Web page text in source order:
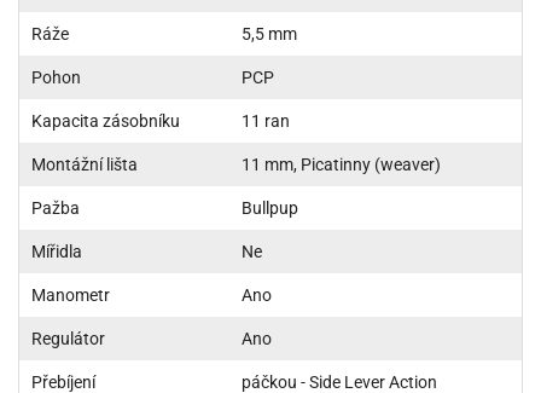
Ráže 5,5 mm
Pohon PCP
Kapacita zásobníku 11 ran
Montážní lišta 11 mm, Picatinny (weaver)
Pažba Bullpup
Mířidla Ne
Manometr Ano
Regulátor Ano
Přebíjení páčkou - Side Lever Action